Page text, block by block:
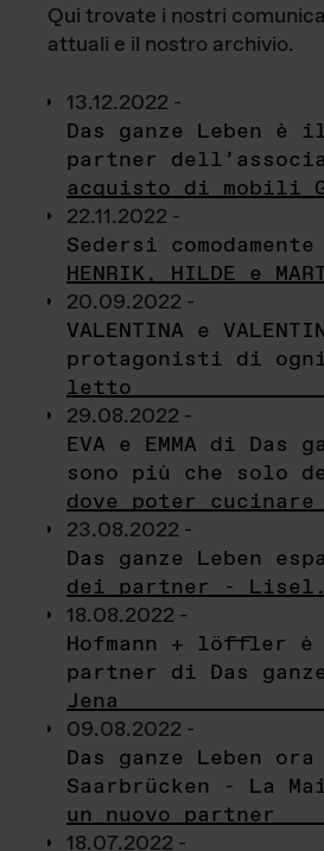
Qui trovate i nostri
attuali e il nostro archivio.
13.12.2022 -
Das ganze Leben è
partner
acquisto di mobili
22.11.2022 -
Sedersi comodamente
HENRIK, HILDE e
20.09.2022 -
VALENTINA e
protagonisti di ogni
letto
29.08.2022 -
EVA e EMMA di Das
sono più che solo
dove poter cucinare
23.08.2022 -
Das ganze Leben
dei partner -
18.08.2022 -
Hofmann + löffler
partner di Das
Jena
09.08.2022 -
Das ganze Leben ora
Saarbrücken - La
un nuovo partner
18.07.2022 -